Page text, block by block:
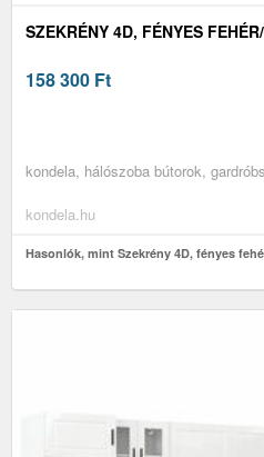
SZEKRÉNY 4D, FÉNYES
158 300 Ft
kondela, hálószoba bútorok,
kondela.hu
Hasonlók, mint Szekrény 4D, fényes